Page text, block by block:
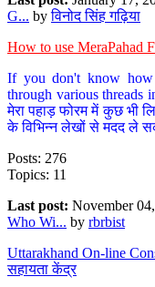
G... byविनोद सिंह गढ़िया
How to use MeraPahad
If you don't know how
through various threads
मेरा पहाड़ फोरम में कुछ भी
के विभिन्न लेखों से मदद ले
Posts: 276
Topics: 11
Last post: November
Who Wi... by rbrbist
Uttarakhand On-line
सहायता केंद्र